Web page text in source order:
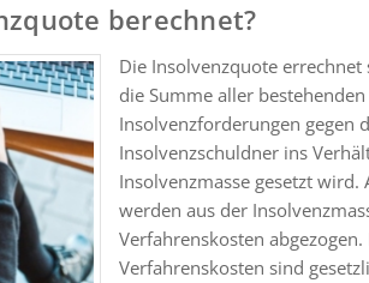
berechnet?
Die Insolvenzquote errechnet
die Summe aller bestehenden
Insolvenzforderungen gegen
Insolvenzschuldner ins
Insolvenzmasse gesetzt wird.
werden aus der
Verfahrenskosten abgezogen.
Verfahrenskosten sind